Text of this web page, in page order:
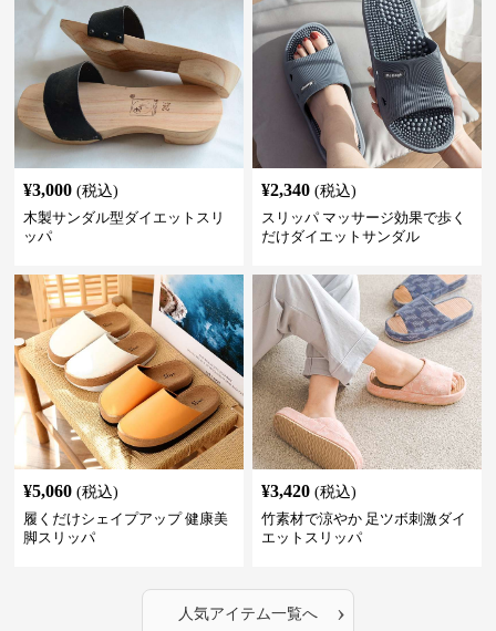
¥3,000 (税込)
木製サンダル型ダイエットスリ
ッパ
¥2,340 (税込)
スリッパ マッサージ効果で歩く
だけダイエットサンダル
¥5,060 (税込)
履くだけシェイプアップ 健康美
脚スリッパ
¥3,420 (税込)
竹素材で涼やか 足ツボ刺激ダイ
エットスリッパ
人気アイテム一覧へ ›